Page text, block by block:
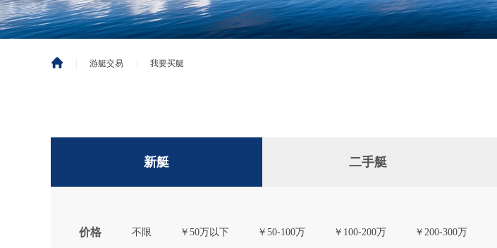
游艇交易 我要买艇
新艇 二手艇
价格 不限 ￥50万以下 ￥50-100万 ￥100-200万 ￥200-300万